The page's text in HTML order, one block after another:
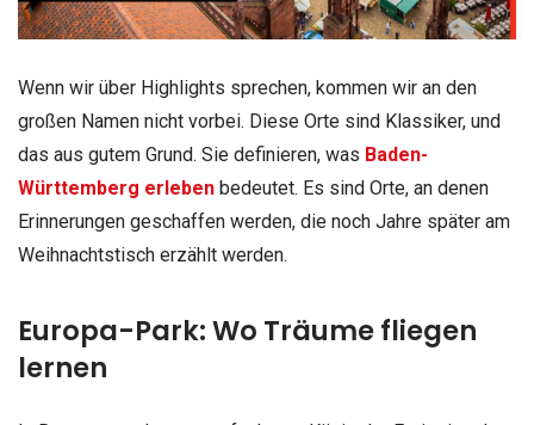
Wenn wir über Highlights sprechen, kommen wir an den
großen Namen nicht vorbei. Diese Orte sind Klassiker, und
das aus gutem Grund. Sie definieren, was Baden-
Württemberg erleben bedeutet. Es sind Orte, an denen
Erinnerungen geschaffen werden, die noch Jahre später am
Weihnachtstisch erzählt werden.
Europa-Park: Wo Träume fliegen
lernen